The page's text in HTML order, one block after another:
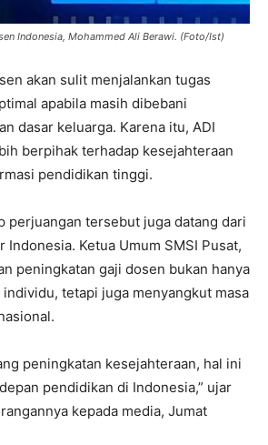
Indonesia, Mohammed Ali Berawi. (Foto/Ist)
akan sulit menjalankan tugas
apabila masih dibebani
dasar keluarga. Karena itu, ADI
berpihak terhadap kesejahteraan
pendidikan tinggi.
perjuangan tersebut juga datang dari
Indonesia. Ketua Umum SMSI Pusat,
peningkatan gaji dosen bukan hanya
tetapi juga menyangkut masa
peningkatan kesejahteraan, hal ini
pendidikan di Indonesia,” ujar
kepada media, Jumat